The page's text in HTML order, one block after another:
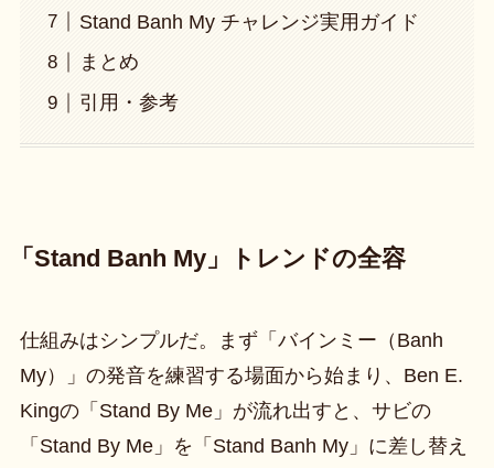
Stand Banh My チャレンジ実用ガイド
まとめ
引用・参考
「Stand Banh My」トレンドの全容
仕組みはシンプルだ。まず「バインミー（Banh
My）」の発音を練習する場面から始まり、Ben E.
Kingの「Stand By Me」が流れ出すと、サビの
「Stand By Me」を「Stand Banh My」に差し替え